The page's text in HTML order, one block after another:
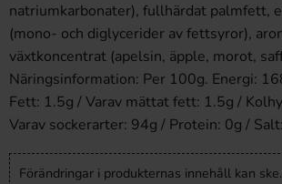
natriumkarbonater), fullhärdat palmfett,
(mono- och diglycerider av fettsyror),
växtkoncentrat (apelsin, äpple, morot,
Näringsinformation: Per 100g. Energi:
Fett: 1.5g / Varav mättat fett: 1.5g /
Varav sockerarter: 94g / Protein: 0g /
Förändringar i produkternas innehåll kan